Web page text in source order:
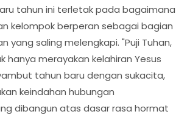
tahun ini terletak pada bagaimana
kelompok berperan sebagai bagian
yang saling melengkapi. "Puji Tuhan,
hanya merayakan kelahiran Yesus
tahun baru dengan sukacita,
keindahan hubungan
dibangun atas dasar rasa hormat